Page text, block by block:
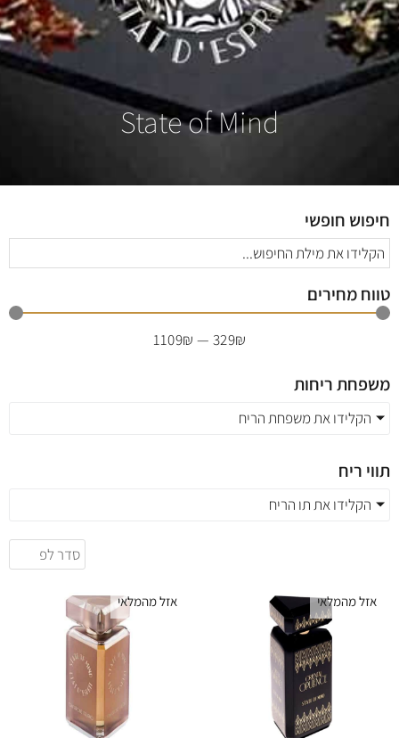
State of Mind
חיפוש חופשי
טווח מחירים
329₪
—
1109₪
משפחת ריחות
הקלידו את משפחת הריח
תווי ריח
הקלידו את תו הריח
אזל מהמלאי אזל מהמלאי